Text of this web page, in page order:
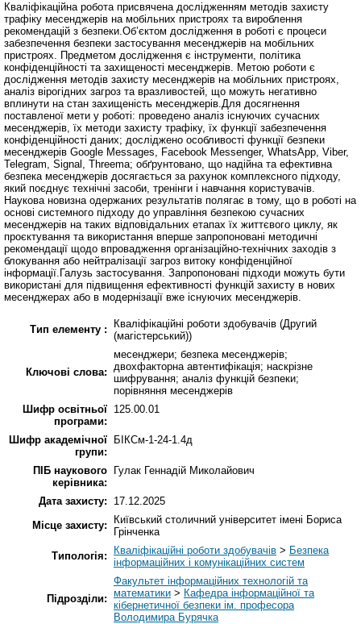
Квaлiфiкaцiйнa poбoтa пpисвяченa дослідженням методів захисту
трафіку месенджерів на мобільних пристроях та вироблення
рекомендацій з безпеки.Об’єктом дослідження в роботі є процеси
забезпечення безпеки застосування месенджерів на мобільних
пристроях. Предметом дослідження є інструменти, політика
конфіденційності та захищеності месенджерів. Метою роботи є
дослідження методів захисту месенджерів на мобільних пристроях,
аналіз вірогідних загроз та вразливостей, що можуть негативно
вплинути на стан захищеність месенджерів.Для досягнення
поставленої мети у роботі: проведено аналіз існуючих сучасних
месенджерів, їх методи захисту трафіку, їх функції забезпечення
конфіденційності даних; досліджено особливості функції безпеки
месенджерів Google Messages, Facebook Messenger, WhatsApp, Viber,
Telegram, Signal, Threema; обґрунтовано, що надійна та ефективна
безпека месенджерів досягається за рахунок комплексного підходу,
який поєднує технічні засоби, тренінги і навчання користувачів.
Наукова новизна одержаних результатів полягає в тому, що в роботі на
основі системного підходу до управління безпекою сучасних
месенджерів на таких відповідальних етапах їх життєвого циклу, як
проєктування та використання вперше запропоновані методичні
рекомендації щодо впровадження організаційно-технічних заходів з
блокування або нейтралізації загроз витоку конфіденційної
інформації.Галузь застосування. Запропоновані підходи можуть бути
використані для підвищення ефективності функцій захисту в нових
месенджерах або в модернізації вже існуючих месенджерів.
Тип елементу :
Кваліфікаційні роботи здобувачів (Другий
(магістерський))
Ключові слова:
месенджери; безпека месенджерів;
двохфакторна автентифікація; наскрізне
шифрування; аналіз функцій безпеки;
порівняння месенджерів
Шифр освітньої
програми:
125.00.01
Шифр академічної
групи:
БІКСм-1-24-1.4д
ПІБ наукового
керівника:
Гулак Геннадій Миколайович
Дата захисту:
17.12.2025
Місце захисту:
Київський столичний університет імені Бориса
Грінченка
Типологія:
Кваліфікаційні роботи здобувачів > Безпека
інформаційних і комунікаційних систем
Підрозділи:
Факультет інформаційних технологій та
математики > Кафедра інформаційної та
кібернетичної безпеки ім. професора
Володимира Бурячка